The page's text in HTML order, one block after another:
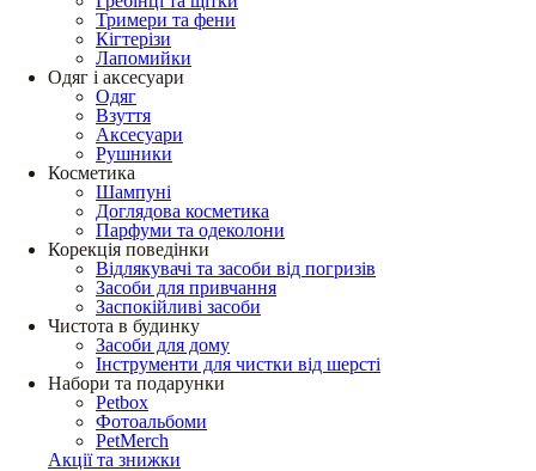
Тримери та фени
Кігтерізи
Лапомийки
Одяг і аксесуари
Одяг
Взуття
Аксесуари
Рушники
Косметика
Шампуні
Доглядова косметика
Парфуми та одеколони
Корекція поведінки
Відлякувачі та засоби від погризів
Засоби для привчання
Заспокійливі засоби
Чистота в будинку
Засоби для дому
Інструменти для чистки від шерсті
Набори та подарунки
Petbox
Фотоальбоми
PetMerch
Акції та знижки